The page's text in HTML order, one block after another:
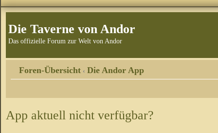
Die Taverne von Andor
Das offizielle Forum zur Welt von Andor
Foren-Übersicht ‹ Die Andor App
App aktuell nicht verfügbar?